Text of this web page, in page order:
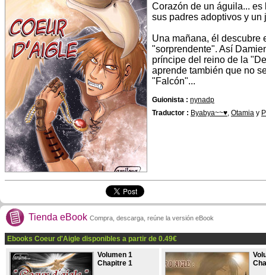
Corazón de un águila...
sus padres adoptivos y
Una mañana, él descubre
"sorprendente". Así
príncipe del reino de la
aprende también que no
"Falcón"...
Guionista : nynadp
Traductor : Byabya~~♥, Otamia y
Tienda eBook Compra, descarga, reúne la versión eBook
Ebooks Coeur d'Aigle disponibles a partir de 0.49€
Volumen 1
Chapitre 1